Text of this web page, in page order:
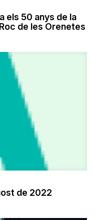
els 50 anys de la
de les Orenetes
de 2022